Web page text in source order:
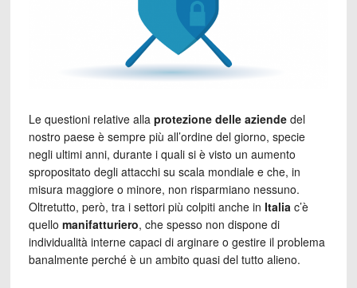
Le questioni relative alla protezione delle aziendedel
nostro paese è sempre più all’ordine del giorno, specie
negli ultimi anni, durante i quali si è visto un aumento
spropositato degli attacchi su scala mondiale e che, in
misura maggiore o minore, non risparmiano nessuno.
Oltretutto, però, tra i settori più colpiti anche in Italia c’è
quello manifatturiero, che spesso non dispone di
individualità interne capaci di arginare o gestire il problema
banalmente perché è un ambito quasi del tutto alieno.